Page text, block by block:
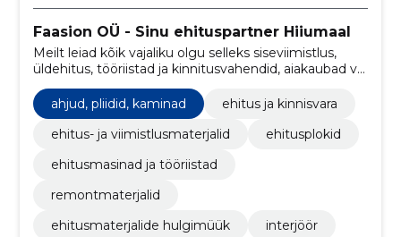
Faasion OÜ - Sinu ehituspartner Hiiumaal
Meilt leiad kõik vajaliku olgu selleks siseviimistlus,
üldehitus, tööriistad ja kinnitusvahendid, aiakaubad või
vabaajatooted.
ahjud, pliidid, kaminad
ehitus ja kinnisvara
ehitus- ja viimistlusmaterjalid
ehitusplokid
ehitusmasinad ja tööriistad
remontmaterjalid
ehitusmaterjalide hulgimüük
interjöör